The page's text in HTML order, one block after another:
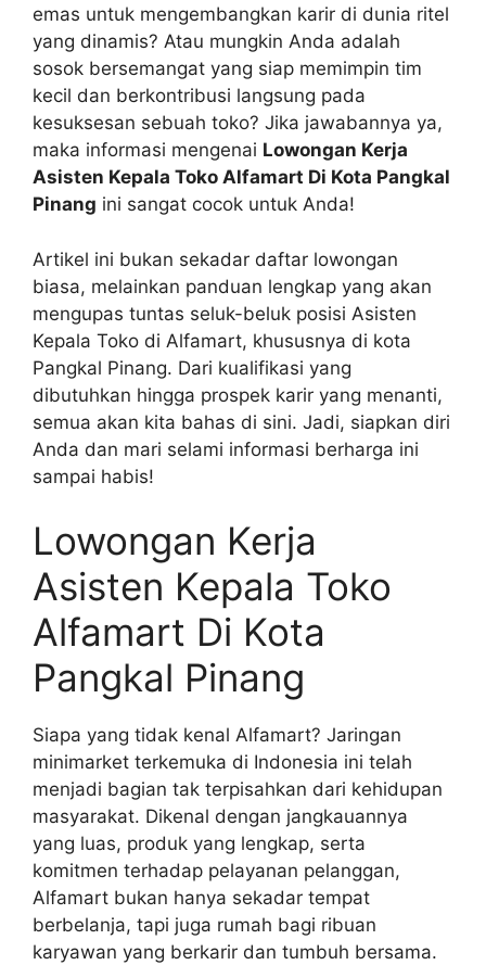
emas untuk mengembangkan karir di dunia ritel
yang dinamis? Atau mungkin Anda adalah
sosok bersemangat yang siap memimpin tim
kecil dan berkontribusi langsung pada
kesuksesan sebuah toko? Jika jawabannya ya,
maka informasi mengenai Lowongan Kerja
Asisten Kepala Toko Alfamart Di Kota Pangkal
Pinang ini sangat cocok untuk Anda!
Artikel ini bukan sekadar daftar lowongan
biasa, melainkan panduan lengkap yang akan
mengupas tuntas seluk-beluk posisi Asisten
Kepala Toko di Alfamart, khususnya di kota
Pangkal Pinang. Dari kualifikasi yang
dibutuhkan hingga prospek karir yang menanti,
semua akan kita bahas di sini. Jadi, siapkan diri
Anda dan mari selami informasi berharga ini
sampai habis!
Lowongan Kerja
Asisten Kepala Toko
Alfamart Di Kota
Pangkal Pinang
Siapa yang tidak kenal Alfamart? Jaringan
minimarket terkemuka di Indonesia ini telah
menjadi bagian tak terpisahkan dari kehidupan
masyarakat. Dikenal dengan jangkauannya
yang luas, produk yang lengkap, serta
komitmen terhadap pelayanan pelanggan,
Alfamart bukan hanya sekadar tempat
berbelanja, tapi juga rumah bagi ribuan
karyawan yang berkarir dan tumbuh bersama.